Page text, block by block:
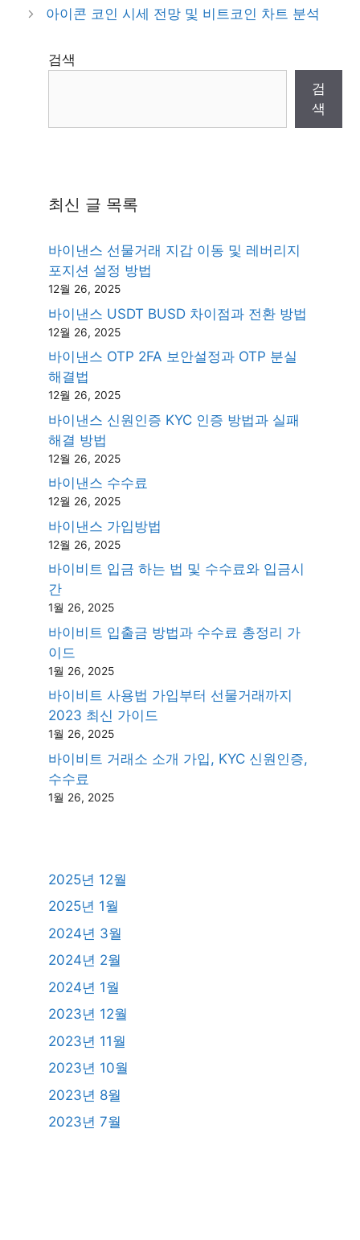
아이콘 코인 시세 전망 및 비트코인 차트 분석
검색
검
색
최신 글 목록
바이낸스 선물거래 지갑 이동 및 레버리지
포지션 설정 방법
12월 26, 2025
바이낸스 USDT BUSD 차이점과 전환 방법
12월 26, 2025
바이낸스 OTP 2FA 보안설정과 OTP 분실
해결법
12월 26, 2025
바이낸스 신원인증 KYC 인증 방법과 실패
해결 방법
12월 26, 2025
바이낸스 수수료
12월 26, 2025
바이낸스 가입방법
12월 26, 2025
바이비트 입금 하는 법 및 수수료와 입금시
간
1월 26, 2025
바이비트 입출금 방법과 수수료 총정리 가
이드
1월 26, 2025
바이비트 사용법 가입부터 선물거래까지
2023 최신 가이드
1월 26, 2025
바이비트 거래소 소개 가입, KYC 신원인증,
수수료
1월 26, 2025
2025년 12월
2025년 1월
2024년 3월
2024년 2월
2024년 1월
2023년 12월
2023년 11월
2023년 10월
2023년 8월
2023년 7월